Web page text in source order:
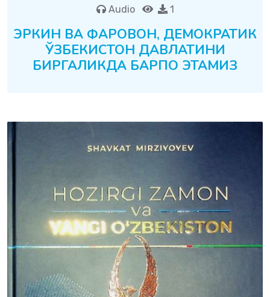
Audio 1
ЭРКИН ВА ФАРОВОН, ДЕМОКРАТИК
ЎЗБЕКИСТОН ДАВЛАТИНИ
БИРГАЛИКДА БАРПО ЭТАМИЗ